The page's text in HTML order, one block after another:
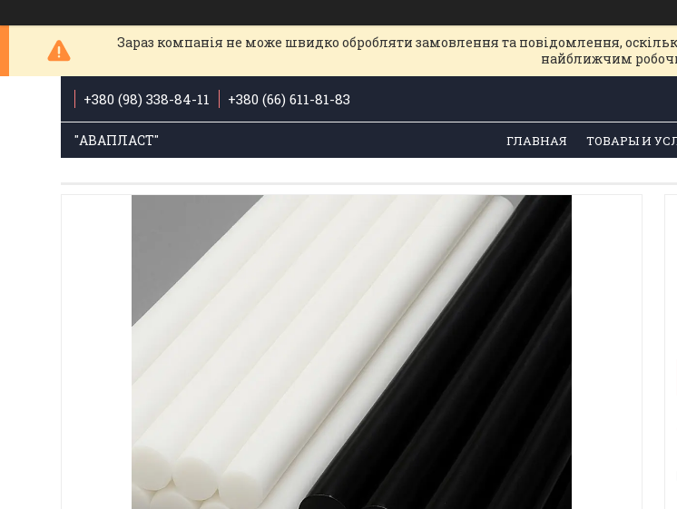
Зараз компанія не може швидко обробляти замовлення та повідомлення,
найближчим
+380 (98) 338-84-11 +380 (66) 611-81-83
"АВАПЛАСТ" ГЛАВНАЯ ТОВАРЫ И